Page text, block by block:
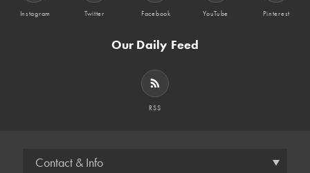
Instagram Twitter Facebook YouTube Pinterest
Our Daily Feed
RSS
Contact & Info